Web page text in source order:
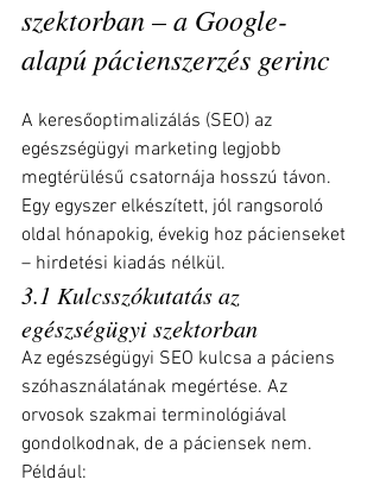
szektorban – a Google-
alapú pácienszerzés gerinc
A keresőoptimalizálás (SEO) az
egészségügyi marketing legjobb
megtérülésű csatornája hosszú távon.
Egy egyszer elkészített, jól rangsoroló
oldal hónapokig, évekig hoz pácienseket
– hirdetési kiadás nélkül.
3.1 Kulcsszókutatás az
egészségügyi szektorban
Az egészségügyi SEO kulcsa a páciens
szóhasználatának megértése. Az
orvosok szakmai terminológiával
gondolkodnak, de a páciensek nem.
Például: